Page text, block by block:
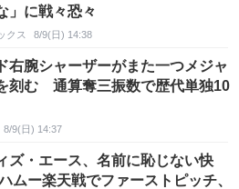
」に戦々恐々
クス 8/9(日) 14:38
右腕シャーザーがまた一つメジャ
刻む 通算奪三振数で歴代単独10
8/9(日) 14:37
ズ・エース、名前に恥じない快
ムー楽天戦でファーストピッチ、